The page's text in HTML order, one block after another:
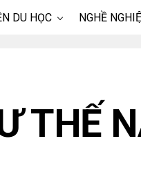
DU HỌC NGHỀ
THẾ